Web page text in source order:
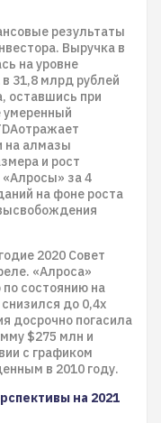
результаты
Выручка в
на уровне
31,8 млрд рублей
оставшись при
умеренный
на алмазы
и рост
за 4
на фоне роста
2020 Совет
«Алроса»
состоянию на
до 0,4x
досрочно погасила
$275 млн и
с графиком
в 2010 году.
на 2021